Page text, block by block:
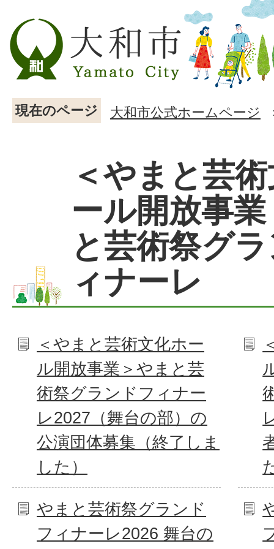
現在のページ 大和市公式ホームページ
＜やまと芸
ール開放事
と芸術祭グ
ィナーレ
＜やまと芸術文化ホー
ル開放事業＞やまと芸
術祭グランドフィナー
レ2027（舞台の部）の
公演団体募集（終了しま
した）
やまと芸術祭グランド
フィナーレ2026 舞台の